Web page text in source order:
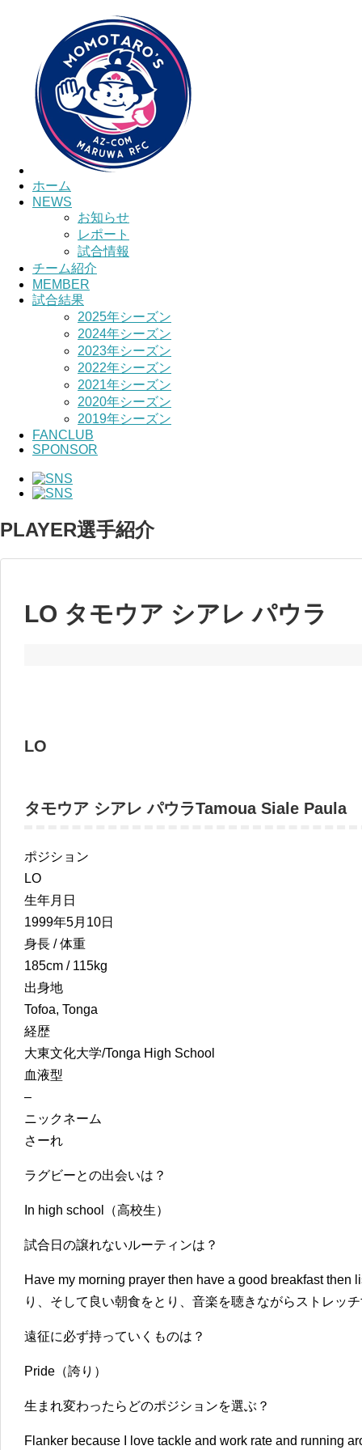
ホーム
NEWS
お知らせ
レポート
試合情報
チーム紹介
MEMBER
試合結果
2025年シーズン
2024年シーズン
2023年シーズン
2022年シーズン
2021年シーズン
2020年シーズン
2019年シーズン
FANCLUB
SPONSOR
PLAYER選手紹介
LO タモウア シアレ パウラ
LO
タモウア シアレ パウラTamoua Siale Paula
ポジション
LO
生年月日
1999年5月10日
身長 / 体重
185cm / 115kg
出身地
Tofoa, Tonga
経歴
大東文化大学/Tonga High School
血液型
–
ニックネーム
さーれ
ラグビーとの出会いは？
In high school（高校生）
試合日の譲れないルーティンは？
Have my morning prayer then have a good breakfast then
り、そして良い朝食をとり、音楽を聴きながらストレッ
遠征に必ず持っていくものは？
Pride（誇り）
生まれ変わったらどのポジションを選ぶ？
Flanker because I love tackle and work rate and running